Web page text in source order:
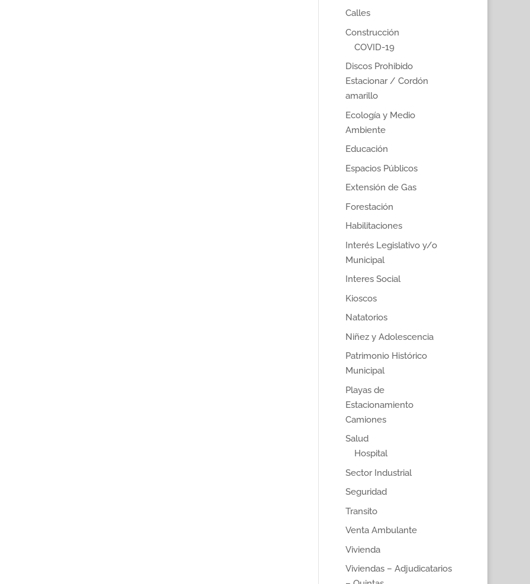
Calles
Construcción
COVID-19
Discos Prohibido
Estacionar / Cordón
amarillo
Ecología y Medio
Ambiente
Educación
Espacios Públicos
Extensión de Gas
Forestación
Habilitaciones
Interés Legislativo y/o
Municipal
Interes Social
Kioscos
Natatorios
Niñez y Adolescencia
Patrimonio Histórico
Municipal
Playas de
Estacionamiento
Camiones
Salud
Hospital
Sector Industrial
Seguridad
Transito
Venta Ambulante
Vivienda
Viviendas – Adjudicatarios